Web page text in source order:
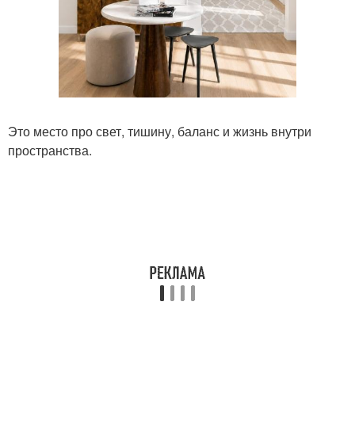
Это место про свет, тишину, баланс и жизнь внутри
пространства.